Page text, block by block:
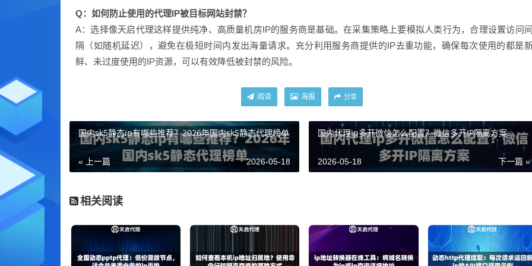
Q：如何防止使用的代理IP被目标网站封禁？
A：选择像天启代理这样提供纯净、高质量机房IP的服务商是基础。在采集策略上要模拟人类行为，合理设置访问
隔（如随机延迟），避免在极短时间内发出海量请求。充分利用服务商提供的IP去重功能，确保每次使用的都是
鲜、未过度使用的IP资源，可以有效降低被封禁的风险。
阅读 海报 分享
国内sk5静态ip有哪些推荐？2026年国内sk5静态代理榜单
« 上一篇 2026-05-18
国内代理ip多开微信怎么配置？微信多开IP隔离方案
下一篇 »
2026-05-18
相关阅读